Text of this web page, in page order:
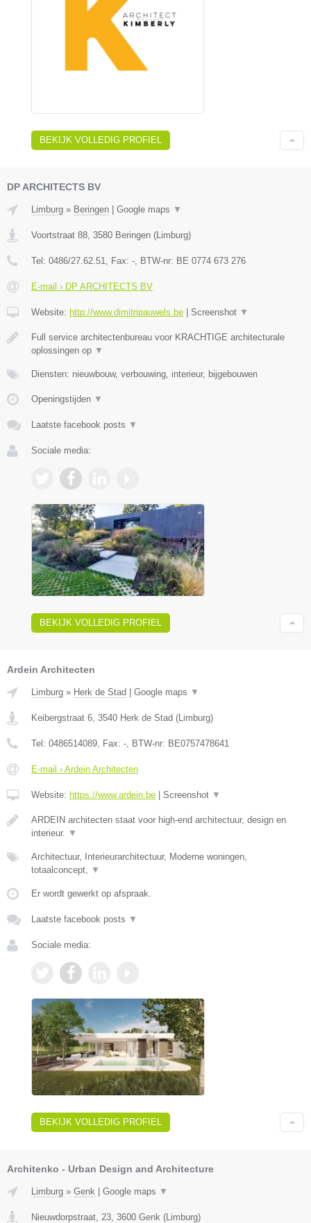
BEKIJK VOLLEDIG PROFIEL
DP ARCHITECTS BV
Limburg » Beringen Google maps ▼
Voortstraat 88, 3580 Beringen (Limburg)
Tel: 0486/27.62.51, Fax: -, BTW-nr: BE 0774 673 276
E-mail › DP ARCHITECTS BV
Website: http://www.dimitripauwels.be Screenshot ▼
Full service architectenbureau voor KRACHTIGE architecturale
oplossingen op ▼
Diensten: nieuwbouw, verbouwing, interieur, bijgebouwen
Openingstijden ▼
Laatste facebook posts ▼
Sociale media:
BEKIJK VOLLEDIG PROFIEL
Ardein Architecten
Limburg » Herk de Stad Google maps ▼
Keibergstraat 6, 3540 Herk de Stad (Limburg)
Tel: 0486514089, Fax: -, BTW-nr: BE0757478641
E-mail › Ardein Architecten
Website: https://www.ardein.be Screenshot ▼
ARDEIN architecten staat voor high-end architectuur, design en
interieur. ▼
Architectuur, Interieurarchitectuur, Moderne woningen,
totaalconcept, ▼
Er wordt gewerkt op afspraak.
Laatste facebook posts ▼
Sociale media:
BEKIJK VOLLEDIG PROFIEL
Architenko - Urban Design and Architecture
Limburg » Genk Google maps ▼
Nieuwdorpstraat, 23 3600 Genk ( Limburg)